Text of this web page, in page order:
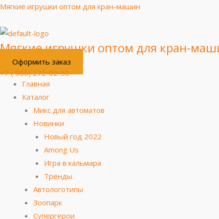
Перейти
содержимому
Мягкие игрушки оптом для кран-машин
Мягкие игрушки оптом для кран-
Оформить заказ
+7 ( 900) 272-02-50
Меню
Главная
Каталог
Микс для автоматов
Новинки
Новый год 2022
Among Us
Игра в кальмара
Тренды
Автологотипы
Зоопарк
Супергерои